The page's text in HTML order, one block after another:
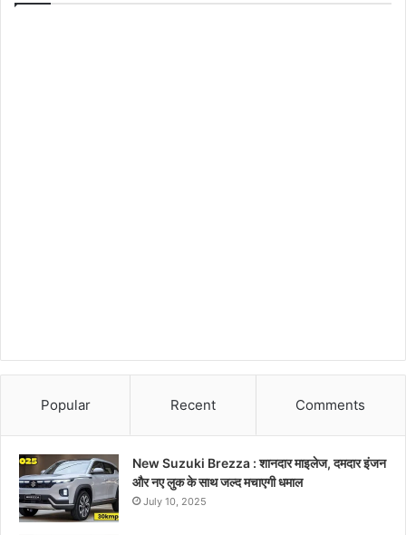
Popular Recent Comments
New Suzuki Brezza : शानदार माइलेज, दमदार इंजन
और नए लुक के साथ जल्द मचाएगी धमाल
July 10, 2025